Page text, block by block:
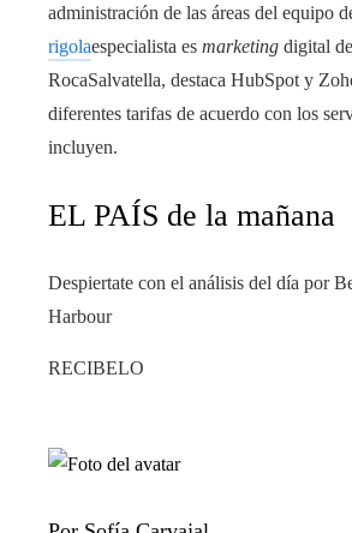
administración de las áreas del equipo
rigolaespecialista es marketing digital
RocaSalvatella, destaca HubSpot y
diferentes tarifas de acuerdo con los
incluyen.
EL PAÍS de la mañana
Despiertate con el análisis del día por
Harbour
RECIBELO